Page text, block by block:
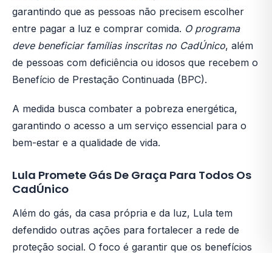
garantindo que as pessoas não precisem escolher
entre pagar a luz e comprar comida. O programa
deve beneficiar famílias inscritas no CadÚnico, além
de pessoas com deficiência ou idosos que recebem o
Benefício de Prestação Continuada (BPC).
A medida busca combater a pobreza energética,
garantindo o acesso a um serviço essencial para o
bem-estar e a qualidade de vida.
Lula Promete Gás De Graça Para Todos Os
CadÚnico
Além do gás, da casa própria e da luz, Lula tem
defendido outras ações para fortalecer a rede de
proteção social. O foco é garantir que os benefícios